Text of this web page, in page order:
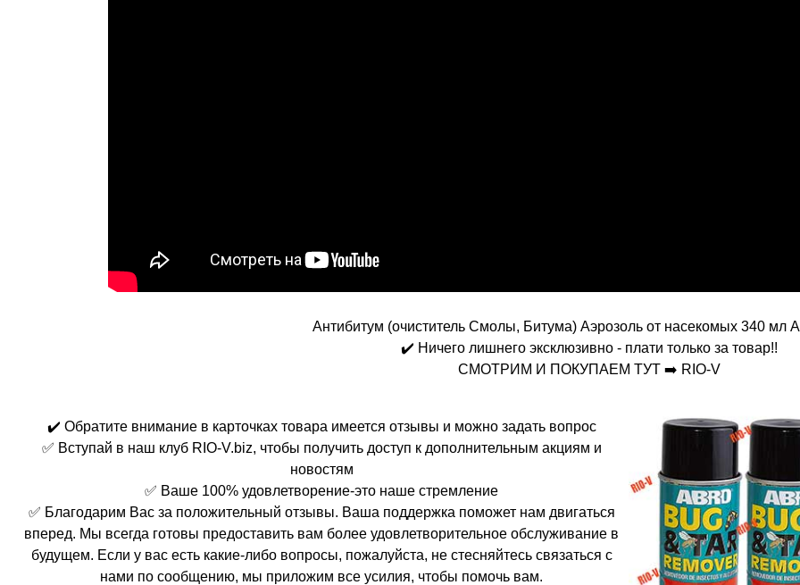
Антибитум (очиститель Смолы, Битума) Аэрозоль от насекомых 340 мл
✔️ Ничего лишнего эксклюзивно - плати только за товар!!
СМОТРИМ И ПОКУПАЕМ ТУТ ➡️ RIO-V
✔️ Обратите внимание в карточках товара имеется отзывы и можно задать вопрос
✅ Вступай в наш клуб RIO-V.biz, чтобы получить доступ к дополнительным акциям и
новостям
✅ Ваше 100% удовлетворение-это наше стремление
✅ Благодарим Вас за положительный отзывы. Ваша поддержка поможет нам двигаться
вперед. Мы всегда готовы предоставить вам более удовлетворительное обслуживание в
будущем. Если у вас есть какие-либо вопросы, пожалуйста, не стесняйтесь связаться с
нами по сообщению, мы приложим все усилия, чтобы помочь вам.